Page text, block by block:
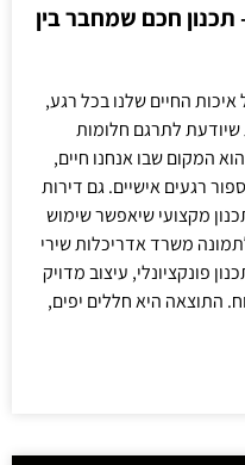
חכם שמחבר בין
איכות החיים שלנו בכל רגע,
לתרגם חלומות
המקום שבו אנחנו חיים,
רגעים אישיים. גם דירות
מקצועי שיאפשר שימוש
משרד אדריכלות שירי
פונקציונלי, עיצוב מדויק
התוצאה היא חללים יפים,